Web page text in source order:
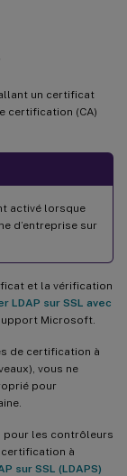
un certificat
certification (CA)
activé lorsque
d’entreprise sur
et la vérification
LDAP sur SSL avec
Microsoft.
de certification à
vous ne
pour
pour les contrôleurs
certification à
sur SSL (LDAPS)